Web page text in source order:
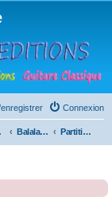
Connexion
Balalaïka Partitions